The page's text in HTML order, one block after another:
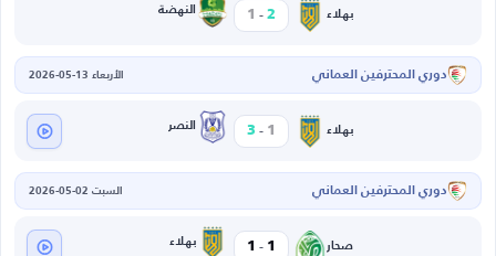
بهلاء 2
-
1 النهضة
دوري المحترفين العماني الأربعاء 13-05-2026
بهلاء 1
-
3 النصر
دوري المحترفين العماني السبت 02-05-2026
صحار 1
-
1 بهلاء